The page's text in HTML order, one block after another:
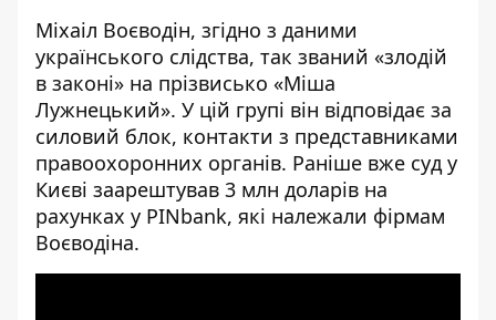
Міхаіл Воєводін, згідно з даними
українського слідства, так званий «злодій
в законі» на прізвисько «Міша
Лужнецький». У цій групі він відповідає за
силовий блок, контакти з представниками
правоохоронних органів. Раніше вже суд у
Києві заарештував 3 млн доларів на
рахунках у PINbank, які належали фірмам
Воєводіна.